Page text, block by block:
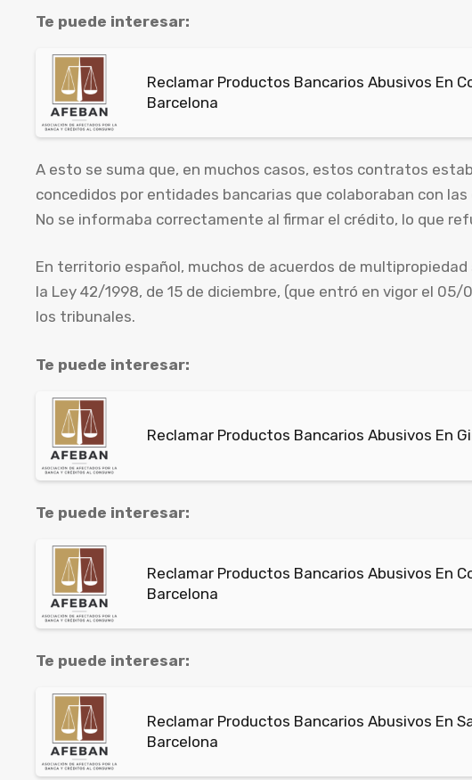
Te puede interesar:
Reclamar Productos Bancarios Abusivos En
Barcelona
A esto se suma que, en muchos casos, estos contratos
concedidos por entidades bancarias que colaboraban con
No se informaba correctamente al firmar el crédito, lo que
En territorio español, muchos de acuerdos de
la Ley 42/1998, de 15 de diciembre, (que entró en vigor el
los tribunales.
Te puede interesar:
Reclamar Productos Bancarios Abusivos En
Te puede interesar:
Reclamar Productos Bancarios Abusivos En
Barcelona
Te puede interesar:
Reclamar Productos Bancarios Abusivos En
Barcelona